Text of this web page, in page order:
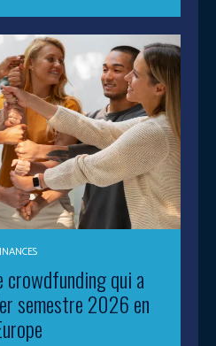
crowdfunding qui a
semestre 2026 en